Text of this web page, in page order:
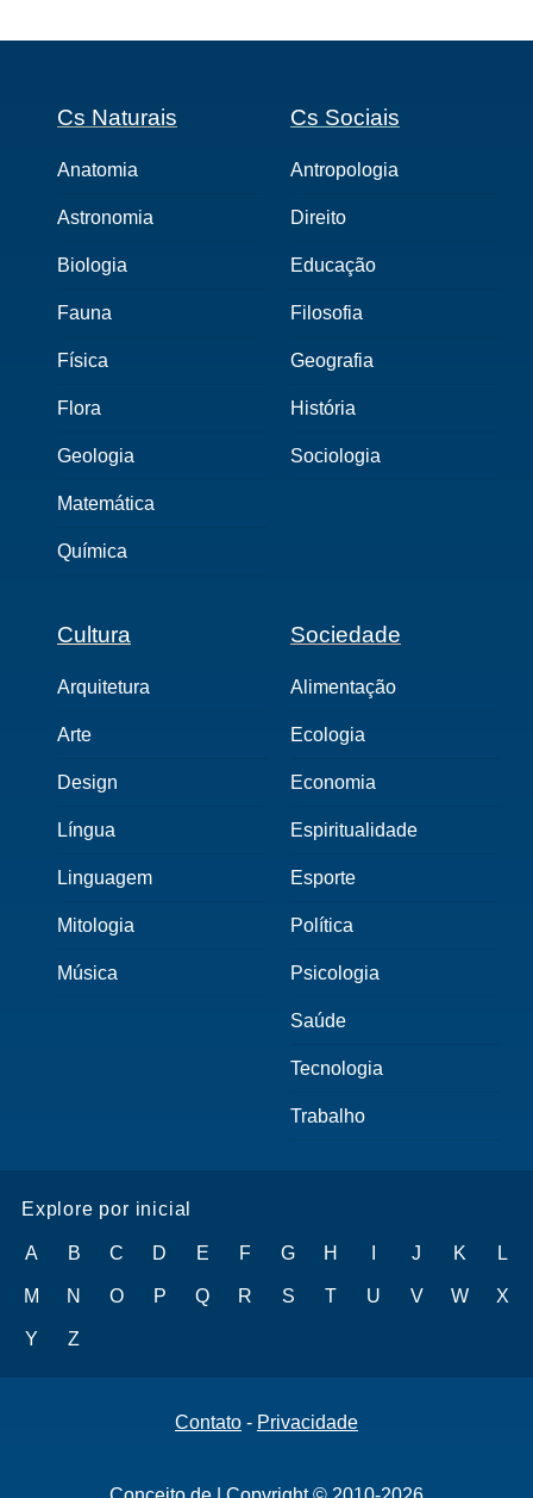
Cs Naturais
Anatomia
Astronomia
Biologia
Fauna
Física
Flora
Geologia
Matemática
Química
Cs Sociais
Antropologia
Direito
Educação
Filosofia
Geografia
História
Sociologia
Cultura
Arquitetura
Arte
Design
Língua
Linguagem
Mitologia
Música
Sociedade
Alimentação
Ecologia
Economia
Espiritualidade
Esporte
Política
Psicologia
Saúde
Tecnologia
Trabalho
Explore por inicial
A B C D E F G H J K L
M N O P Q R S T U V W X
Y Z
Contato - Privacidade